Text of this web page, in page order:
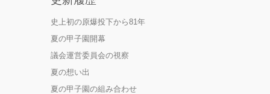
史上初の原爆投下から81年
夏の甲子園開幕
議会運営委員会の視察
夏の想い出
夏の甲子園の組み合わせ